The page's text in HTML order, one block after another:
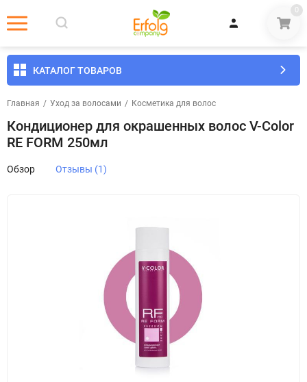
0
КАТАЛОГ ТОВАРОВ
Главная / Уход за волосами / Косметика для волос
Кондиционер для окрашенных волос V-Color
RE FORM 250мл
Обзор Отзывы (1)